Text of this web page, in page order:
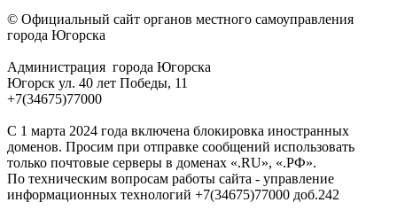
© Официальный сайт органов местного самоуправления
города Югорска
Администрация города Югорска
Югорск ул. 40 лет Победы, 11
+7(34675)77000
С 1 марта 2024 года включена блокировка иностранных
доменов. Просим при отправке сообщений использовать
только почтовые серверы в доменах «.RU», «.РФ».
По техническим вопросам работы сайта - управление
информационных технологий +7(34675)77000 доб.242